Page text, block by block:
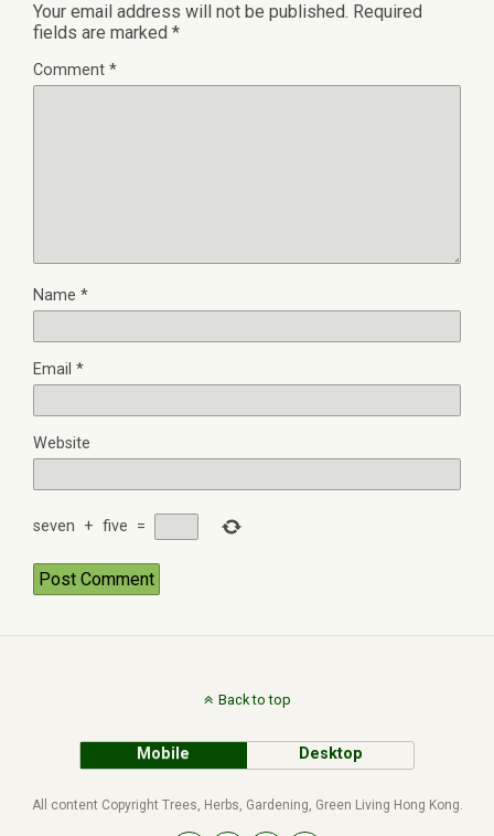
Your email address will not be published. Required
fields are marked *
Comment *
Name *
Email *
Website
seven + five =
Back to top
Mobile Desktop
All content Copyright Trees, Herbs, Gardening, Green Living Hong Kong.